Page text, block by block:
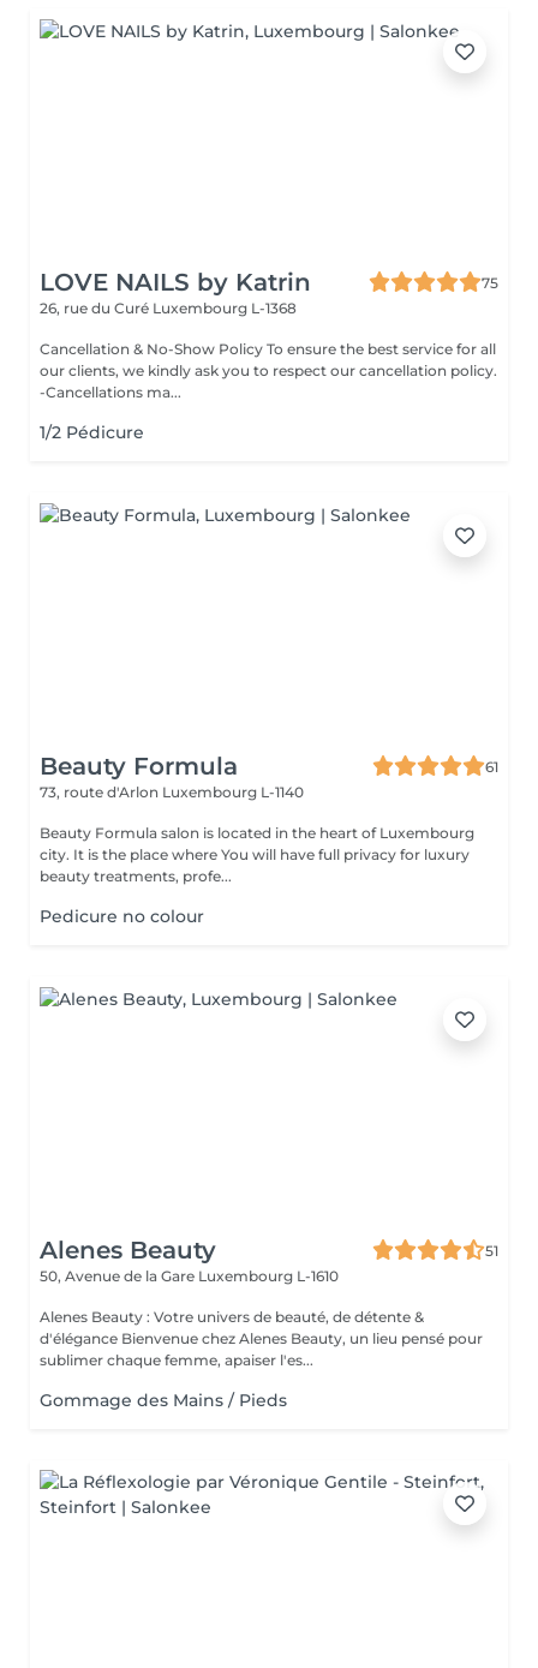
LOVE NAILS by Katrin
75
26, rue du Curé Luxembourg L-1368
Cancellation & No-Show Policy To ensure the best service for all
our clients, we kindly ask you to respect our cancellation policy.
-Cancellations ma...
1/2 Pédicure
Beauty Formula
61
73, route d'Arlon Luxembourg L-1140
Beauty Formula salon is located in the heart of Luxembourg
city. It is the place where You will have full privacy for luxury
beauty treatments, profe...
Pedicure no colour
Alenes Beauty
51
50, Avenue de la Gare Luxembourg L-1610
Alenes Beauty : Votre univers de beauté, de détente &
d'élégance Bienvenue chez Alenes Beauty, un lieu pensé pour
sublimer chaque femme, apaiser l'es...
Gommage des Mains / Pieds